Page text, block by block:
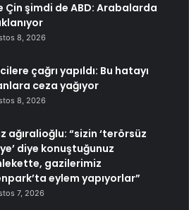
Çin şimdi de ABD: Arabalarda
8, 2026
çağrı yapıldı: Bu hatayı
ceza yağıyor
8, 2026
ağıralioğlu: “sizin ‘terörsüz
diye konuştuğunuz
gazilerimiz
eylem yapıyorlar”
7, 2026